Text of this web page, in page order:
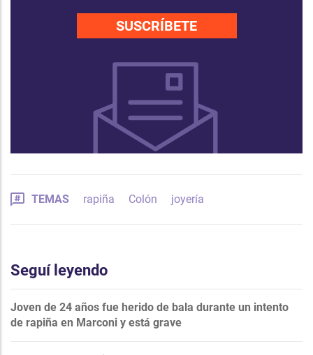
SUSCRÍBETE
TEMAS rapiña Colón joyería
Seguí leyendo
Joven de 24 años fue herido de bala durante un intento
de rapiña en Marconi y está grave